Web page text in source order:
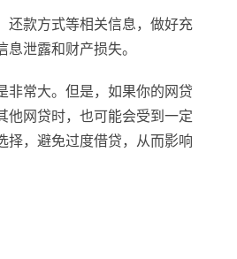
还款方式等相关信息，做好充
泄露和财产损失。
非常大。但是，如果你的 网贷
他网贷时，也可能会受到一定
择，避免过度借贷，从而影响